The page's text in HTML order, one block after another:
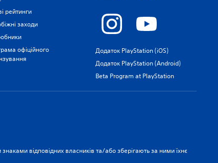
рейтинги
заходи
офіційного
Додаток PlayStation (iOS)
Додаток PlayStation (Android)
Beta Program at PlayStation
відповідних власників та/або зберігають за ними їхнє